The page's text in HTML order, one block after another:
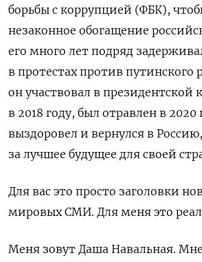
борьбы с коррупцией (ФБК),
незаконное обогащение
его много лет подряд
в протестах против путинского
он участвовал в президентской
в 2018 году, был отравлен в 2020
выздоровел и вернулся в
за лучшее будущее для своей
Для вас это просто заголовки
мировых СМИ. Для меня это
Меня зовут Даша Навальная. Мне